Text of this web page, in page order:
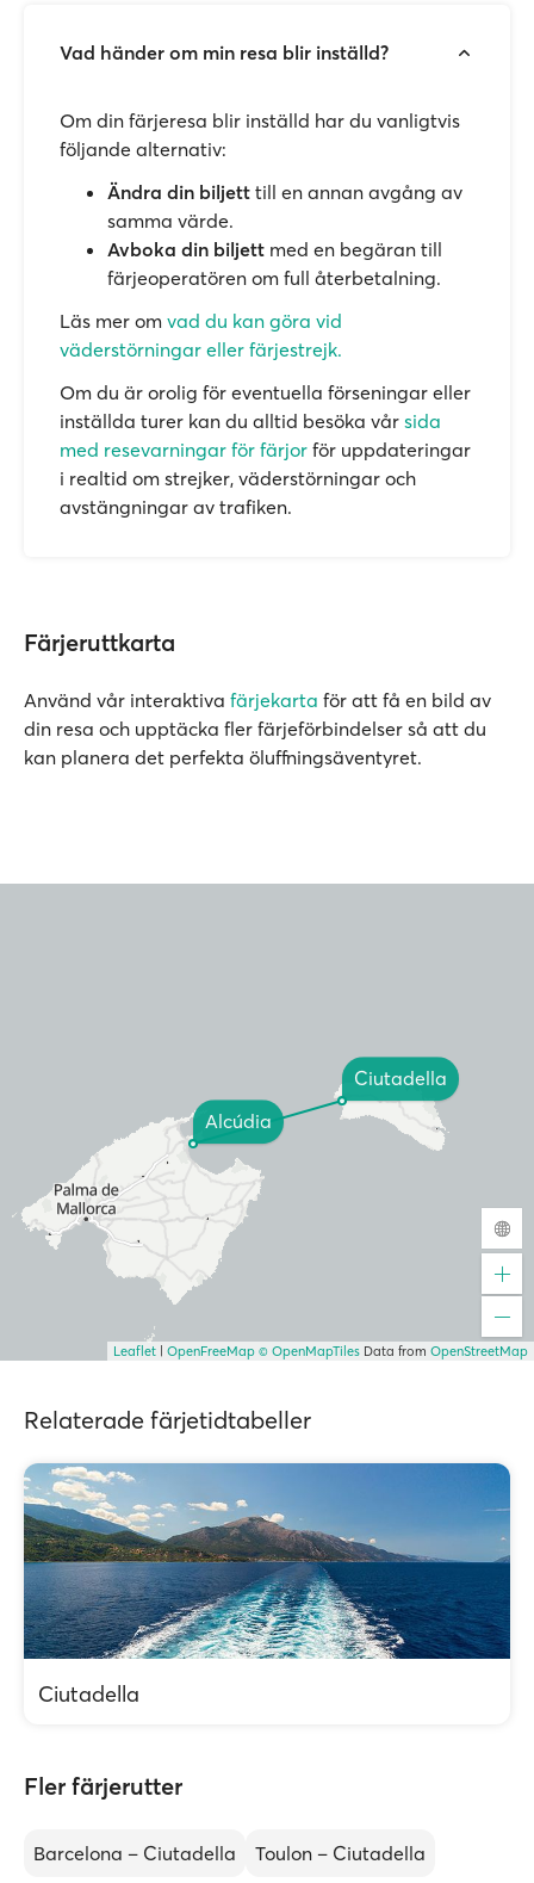
Vad händer om min resa blir inställd?
Om din färjeresa blir inställd har du vanligtvis
följande alternativ:
Ändra din biljett till en annan avgång av
samma värde.
Avboka din biljett med en begäran till
färjeoperatören om full återbetalning.
Läs mer om vad du kan göra vid
väderstörningar eller färjestrejk.
Om du är orolig för eventuella förseningar eller
inställda turer kan du alltid besöka vår sida
med resevarningar för färjor för uppdateringar
i realtid om strejker, väderstörningar och
avstängningar av trafiken.
Färjeruttkarta
Använd vår interaktiva färjekarta för att få en bild av
din resa och upptäcka fler färjeförbindelser så att du
kan planera det perfekta öluffningsäventyret.
Alcúdia
Ciutadella
Leaflet OpenFreeMap © OpenMapTiles Data from OpenStreetMap
Relaterade färjetidtabeller
Ciutadella
Fler färjerutter
Barcelona – Ciutadella Toulon – Ciutadella